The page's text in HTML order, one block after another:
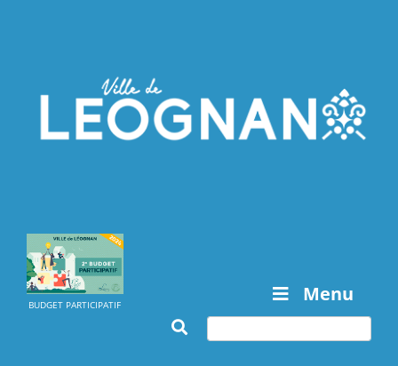
BUDGET PARTICIPATIF Menu